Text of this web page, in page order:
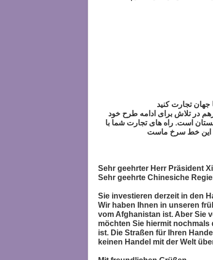
در تلاش برای ادامه طرح خود
است. راه های تجارت شما با
Sehr geehrter Herr Präsident
Sehr geehrte Chinesiche
Sie investieren derzeit in den
Wir haben Ihnen in unseren
vom Afghanistan ist. Aber Sie
möchten Sie hiermit
ist. Die Straßen für Ihren
keinen Handel mit der Welt